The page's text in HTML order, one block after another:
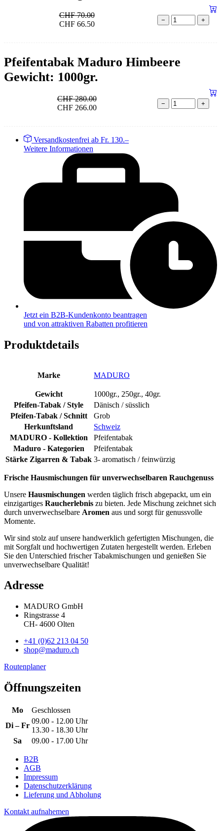
CHF70.00
CHF66.50 − +
Pfeifentabak Maduro Himbeere
Gewicht: 1000gr.
CHF280.00
CHF266.00 − +
Versandkostenfrei ab Fr. 130.–
Weitere Informationen
Jetzt ein B2B-Kundenkonto beantragen
und von attraktiven Rabatten profitieren
Produktdetails
Marke MADURO
Gewicht
1000gr., 250gr., 40gr.
Pfeifen-Tabak / Style
Dänisch / süsslich
Pfeifen-Tabak / Schnitt
Grob
Herkunftsland
Schweiz
MADURO - Kollektion
Pfeifentabak
Maduro - Kategorien
Pfeifentabak
Stärke Zigarren & Tabak 3- aromatisch / feinwürzig
Frische Hausmischungen für unverwechselbaren Rauchgenuss
Unsere Hausmischungen werden täglich frisch abgepackt, um ein
einzigartiges Raucherlebnis zu bieten. Jede Mischung zeichnet sich
durch unverwechselbare Aromen aus und sorgt für genussvolle
Momente.
Wir sind stolz auf unsere handwerklich gefertigten Mischungen, die
mit Sorgfalt und hochwertigen Zutaten hergestellt werden. Erleben
Sie den Unterschied frischer Tabakmischungen und genießen Sie
unverwechselbare Qualität!
Adresse
MADURO GmbH
Ringstrasse 4
CH- 4600 Olten
+41 (0)62 213 04 50
shop@maduro.ch
Routenplaner
Öffnungszeiten
Mo
Geschlossen
Di – Fr
09.00 - 12.00 Uhr
13.30 - 18.30 Uhr
Sa
09.00 - 17.00 Uhr
B2B
AGB
Impressum
Datenschutzerklärung
Lieferung und Abholung
Kontakt aufnahemen